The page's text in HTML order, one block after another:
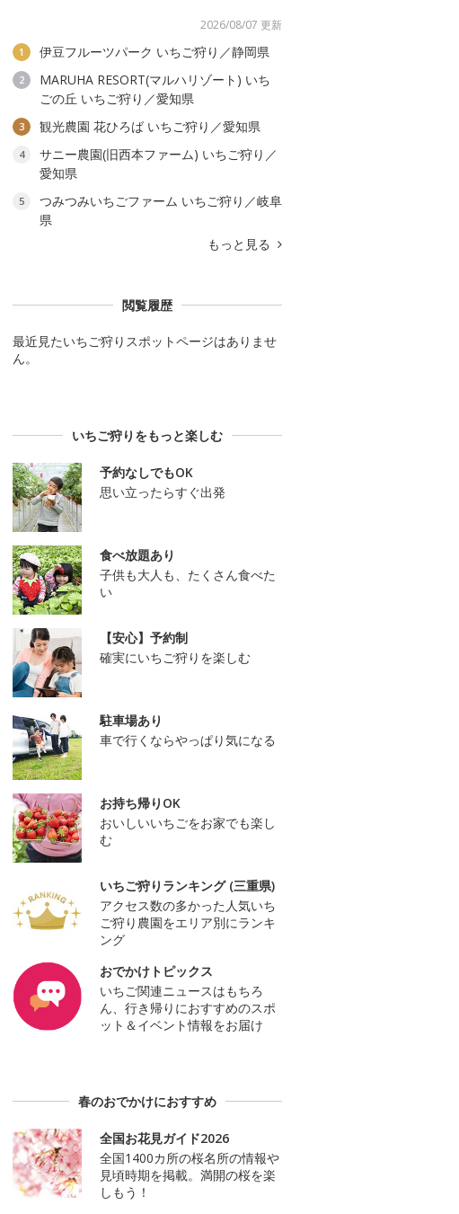
2026/08/07 更新
1 伊豆フルーツパーク いちご狩り／静岡県
2
MARUHA RESORT(マルハリゾート) いち
ごの丘 いちご狩り／愛知県
3 観光農園 花ひろば いちご狩り／愛知県
4
サニー農園(旧西本ファーム) いちご狩り／
愛知県
5
つみつみいちごファーム いちご狩り／岐阜
県
もっと見る
閲覧履歴
最近見たいちご狩りスポットページはありませ
ん。
いちご狩りをもっと楽しむ
予約なしでもOK
思い立ったらすぐ出発
食べ放題あり
子供も大人も、たくさん食べた
い
【安心】予約制
確実にいちご狩りを楽しむ
駐車場あり
車で行くならやっぱり気になる
お持ち帰りOK
おいしいいちごをお家でも楽し
む
いちご狩りランキング (三重県)
アクセス数の多かった人気いち
ご狩り農園をエリア別にランキ
ング
おでかけトピックス
いちご関連ニュースはもちろ
ん、行き帰りにおすすめのスポ
ット＆イベント情報をお届け
春のおでかけにおすすめ
全国お花見ガイド2026
全国1400カ所の桜名所の情報や
見頃時期を掲載。満開の桜を楽
しもう！